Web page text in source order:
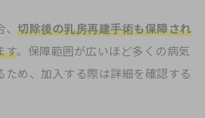
切除後の乳房再建手術も保障され
す。保障範囲が広いほど多くの病気
ため、加入する際は詳細を確認する